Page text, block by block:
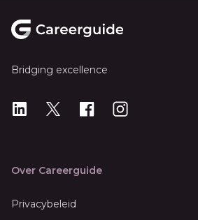
Bridging excellence
LinkedIn
X Instagram
Over Careerguide
Privacybeleid